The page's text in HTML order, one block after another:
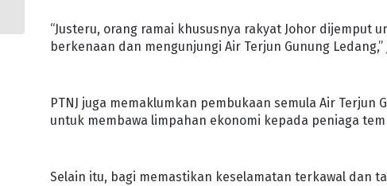
“Justeru, orang ramai khususnya rakyat Johor
berkenaan dan mengunjungi Air Terjun Gunung
PTNJ juga memaklumkan pembukaan semula Air
untuk membawa limpahan ekonomi kepada peniaga
Selain itu, bagi memastikan keselamatan terkawal dan